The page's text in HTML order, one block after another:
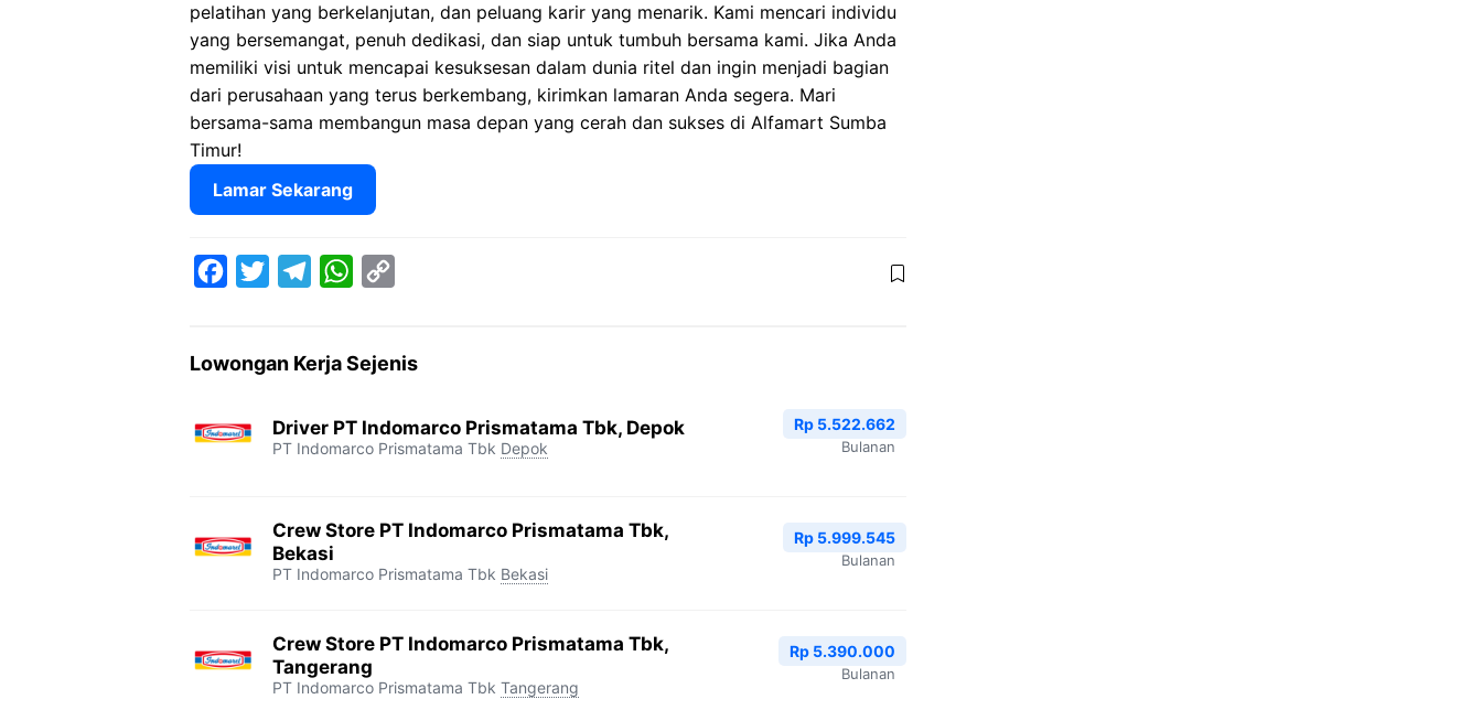
pelatihan yang berkelanjutan, dan peluang karir yang menarik. Kami mencari individu
yang bersemangat, penuh dedikasi, dan siap untuk tumbuh bersama kami. Jika Anda
memiliki visi untuk mencapai kesuksesan dalam dunia ritel dan ingin menjadi bagian
dari perusahaan yang terus berkembang, kirimkan lamaran Anda segera. Mari
bersama-sama membangun masa depan yang cerah dan sukses di Alfamart Sumba
Timur!
Lamar Sekarang
e
o
t
e
e
r
W
t
A
y
i
Lowongan Kerja Sejenis
Driver PT Indomarco Prismatama Tbk, Depok
PT Indomarco Prismatama Tbk Depok
Rp 5.522.662
Bulanan
Crew Store PT Indomarco Prismatama Tbk,
Bekasi
PT Indomarco Prismatama Tbk Bekasi
Rp 5.999.545
Bulanan
Crew Store PT Indomarco Prismatama Tbk,
Tangerang
PT Indomarco Prismatama Tbk Tangerang
Rp 5.390.000
Bulanan